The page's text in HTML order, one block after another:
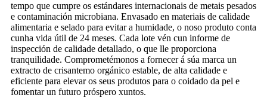
tempo que cumpre os estándares internacionais de metais pesados
​​e contaminación microbiana. Envasado en materiais de calidade
alimentaria e selado para evitar a humidade, o noso produto conta
cunha vida útil de 24 meses. Cada lote vén cun informe de
inspección de calidade detallado, o que lle proporciona
tranquilidade. Comprometémonos a fornecer á súa marca un
extracto de crisantemo orgánico estable, de alta calidade e
eficiente para elevar os seus produtos para o coidado da pel e
fomentar un futuro próspero xuntos.